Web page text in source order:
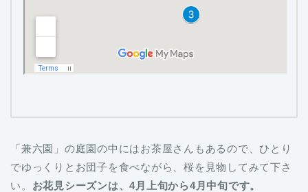
「兼六園」の庭園の中にはお茶屋さんもあるので、ひとり
でゆっくりとお団子を食べながら、桜を見物してみて下さ
い。 お花見シーズンは、4月上旬から4月中旬です。